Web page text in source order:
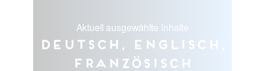
Aktuell ausgewählte Inhalte
Deutsch, Englisch,
Französisch